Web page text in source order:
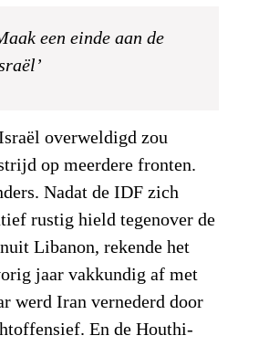
een einde aan de
overweldigd zou
op meerdere fronten.
Nadat de IDF zich
rustig hield tegenover de
Libanon, rekende het
jaar vakkundig af met
werd Iran vernederd door
En de Houthi-